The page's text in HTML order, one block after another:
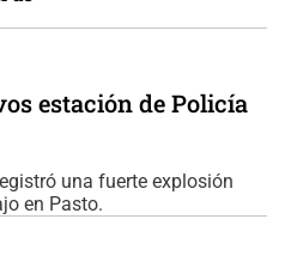
estación de Policía
una fuerte explosión
en Pasto.